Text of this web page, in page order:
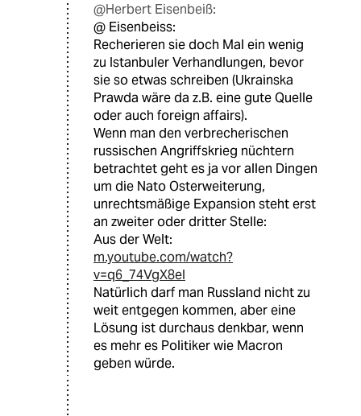
@Herbert Eisenbeiß:
@ Eisenbeiss:
Recherieren sie doch Mal ein wenig
zu Istanbuler Verhandlungen, bevor
sie so etwas schreiben (Ukrainska
Prawda wäre da z.B. eine gute Quelle
oder auch foreign affairs).
Wenn man den verbrecherischen
russischen Angriffskrieg nüchtern
betrachtet geht es ja vor allen Dingen
um die Nato Osterweiterung,
unrechtsmäßige Expansion steht erst
an zweiter oder dritter Stelle:
Aus der Welt:
m.youtube.com/watch?
v=q6_74VgX8eI
Natürlich darf man Russland nicht zu
weit entgegen kommen, aber eine
Lösung ist durchaus denkbar, wenn
es mehr es Politiker wie Macron
geben würde.